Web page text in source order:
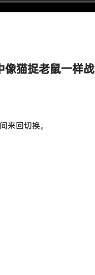
像猫捉老鼠一样战
来回切换。